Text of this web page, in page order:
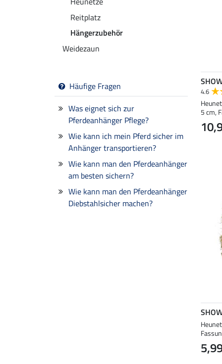
Reitplatz
Hängerzubehör
Weidezaun
Häufige Fragen
Was eignet sich zur
Pferdeanhänger Pflege?
Wie kann ich mein Pferd sicher im
Anhänger transportieren?
Wie kann man den Pferdeanhänger
am besten sichern?
Wie kann man den Pferdeanhänger
Diebstahlsicher machen?
4.6
5 cm,